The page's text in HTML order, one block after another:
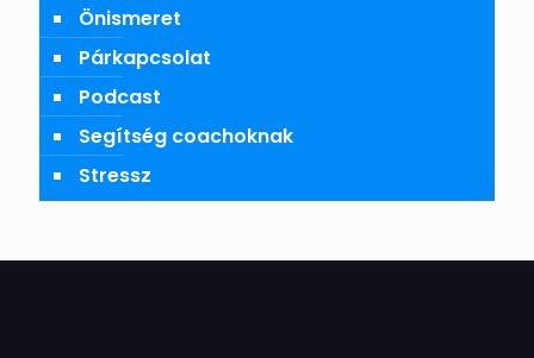
Önismeret
Párkapcsolat
Podcast
Segítség coachoknak
Stressz